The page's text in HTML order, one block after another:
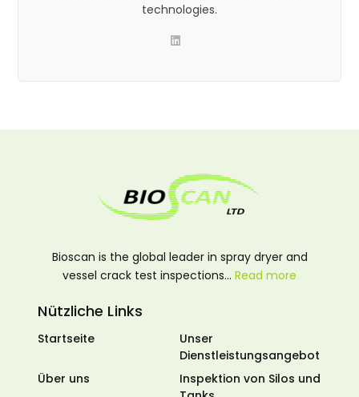
technologies.
Bioscan is the global leader in spray dryer and
vessel crack test inspections… Read more
Nützliche Links
Startseite
Unser
Dienstleistungsangebot
Über uns
Inspektion von Silos und